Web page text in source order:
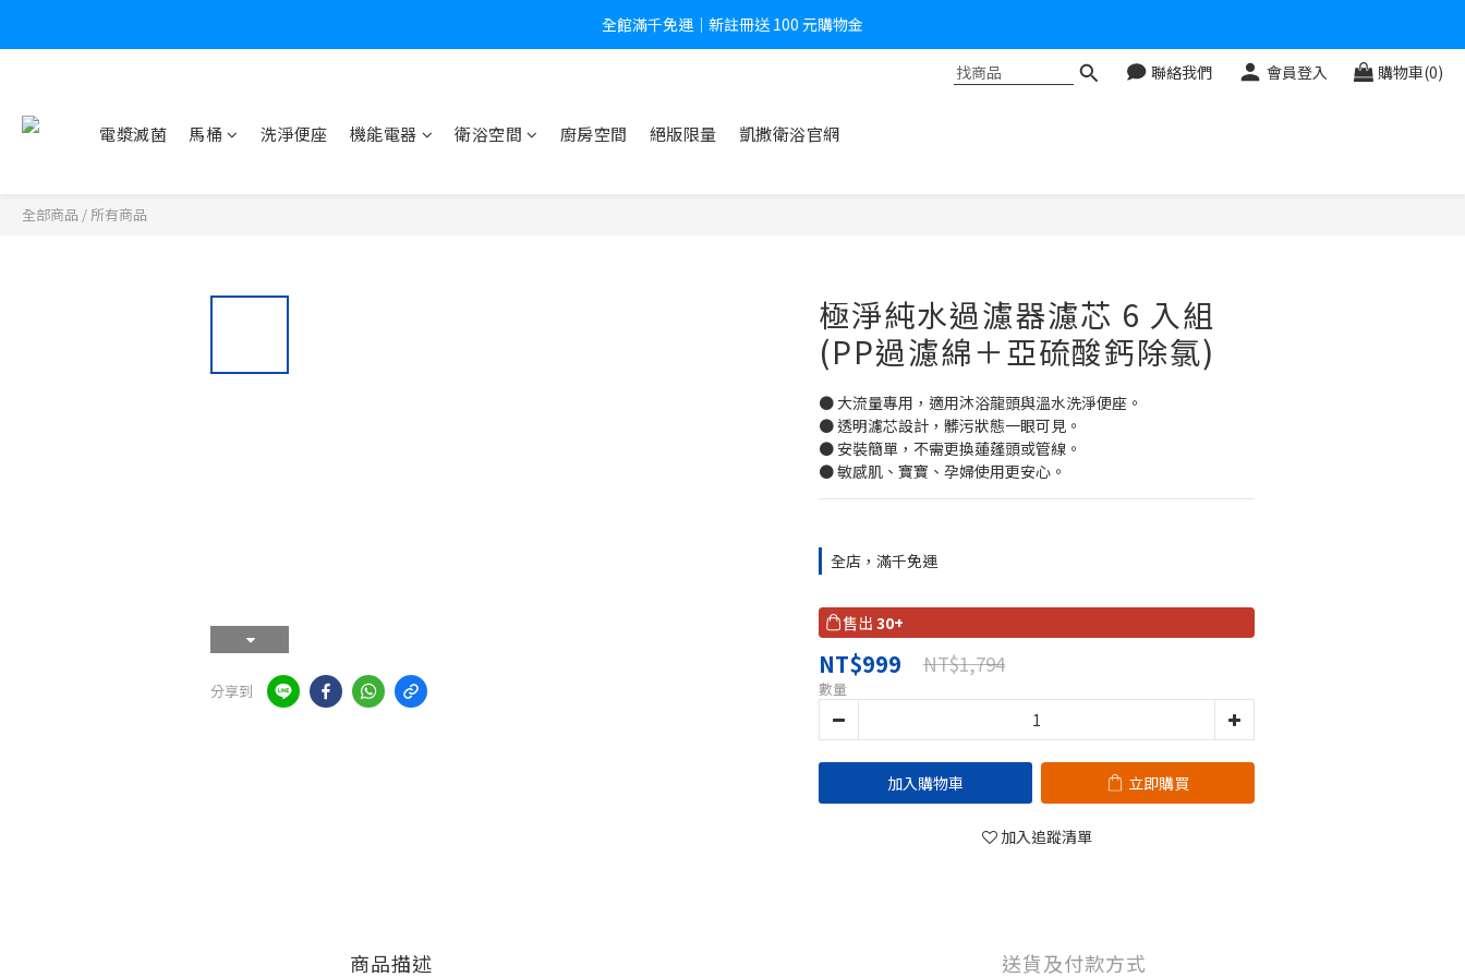
全館滿千免運｜新註冊送 100 元購物金
全館滿千免運｜新註冊送 100 元購物金
全館滿千免運｜新註冊送 100 元購物金
聯絡我們 會員登入 購物車(0)
電漿滅菌 馬桶 洗淨便座 機能電器 衛浴空間 廚房空間 絕版限量 凱撒衛浴官網
全部商品 / 所有商品
分享到
極淨純水過濾器濾芯 6 入組
(PP過濾綿＋亞硫酸鈣除氯)
● 大流量專用，適用沐浴龍頭與溫水洗淨便座。
● 透明濾芯設計，髒污狀態一眼可見。
● 安裝簡單，不需更換蓮蓬頭或管線。
● 敏感肌、寶寶、孕婦使用更安心。
全店，滿千免運
售出 30+
NT$999 NT$1,794
數量
加入購物車 立即購買
加入追蹤清單
商品描述 送貨及付款方式